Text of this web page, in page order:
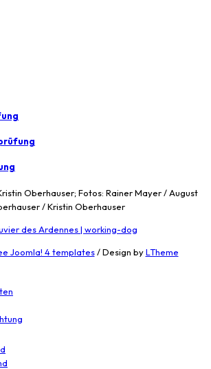
Oberhauser; Fotos: Rainer Mayer / August
/ Kristin Oberhauser
Joomla! 4 templates/ Design byLTheme